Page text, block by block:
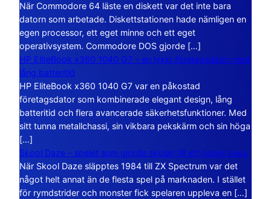
När Commodore 64 läste en diskett var det inte bara
datorn som arbetade. Diskettstationen hade nämligen en
egen processor, ett eget minne och ett eget
operativsystem. Commodore DOS gjorde […]
HP EliteBook x360 1040 G7 – en lyxig företagsdator med
lång batteritid
HP EliteBook x360 1040 G7 var en påkostad
företagsdator som kombinerade elegant design, lång
batteritid och flera avancerade säkerhetsfunktioner. Med
sitt tunna metallchassi, sin vikbara pekskärm och sin höga
[…]
Skool Daze – spelet som gjorde skolan till ett öppet kaos
När Skool Daze släpptes 1984 till ZX Spectrum var det
något helt annat än de flesta spel på marknaden. I stället
för rymdstrider och monster fick spelaren uppleva en […]